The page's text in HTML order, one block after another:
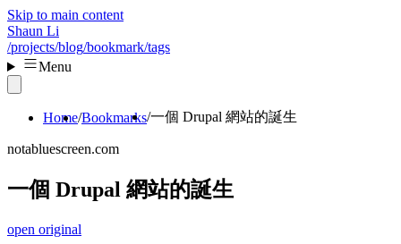
Skip to main content
Shaun Li
/projects/blog/bookmark/tags
Menu
Home Bookmarks 一個 Drupal 網站的誕生
notabluescreen.com
一個 Drupal 網站的誕生
open original